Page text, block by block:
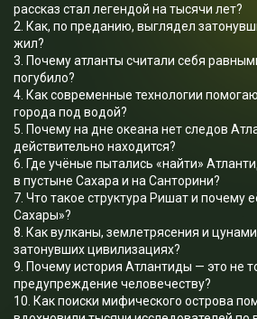
рассказ стал легендой на тысячи лет?
2. Как, по преданию, выглядел
жил?
3. Почему атланты считали себя
погубило?
4. Как современные технологии
города под водой?
5. Почему на дне океана нет следов
действительно находится?
6. Где учёные пытались «найти»
в пустыне Сахара и на Санторини?
7. Что такое структура Ришат и почему
Сахары»?
8. Как вулканы, землетрясения и
затонувших цивилизациях?
9. Почему история Атлантиды — это не
предупреждение человечеству?
10. Как поиски мифического острова